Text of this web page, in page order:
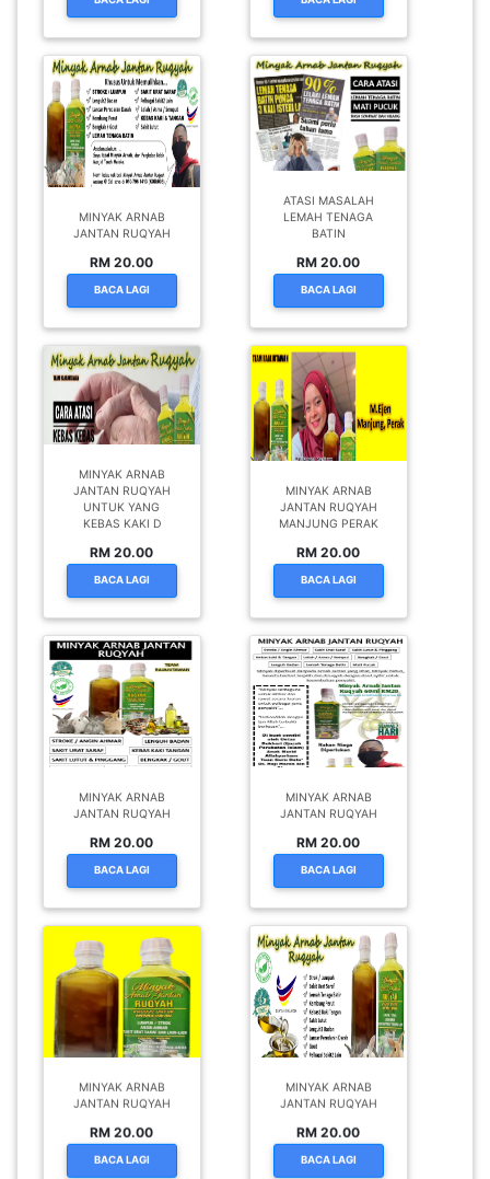
MINYAK ARNAB
JANTAN RUQYAH
RM 20.00
BACA LAGI
ATASI MASALAH
LEMAH TENAGA
BATIN
RM 20.00
BACA LAGI
MINYAK ARNAB
JANTAN RUQYAH
UNTUK YANG
KEBAS KAKI D
RM 20.00
BACA LAGI
MINYAK ARNAB
JANTAN RUQYAH
MANJUNG PERAK
RM 20.00
BACA LAGI
MINYAK ARNAB
JANTAN RUQYAH
RM 20.00
BACA LAGI
MINYAK ARNAB
JANTAN RUQYAH
RM 20.00
BACA LAGI
MINYAK ARNAB
JANTAN RUQYAH
RM 20.00
BACA LAGI
MINYAK ARNAB
JANTAN RUQYAH
RM 20.00
BACA LAGI